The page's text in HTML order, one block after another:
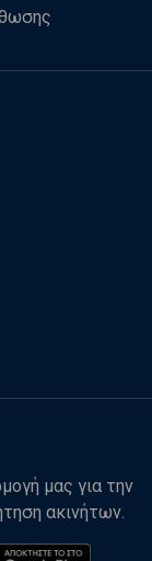
μας για την
ακινήτων.